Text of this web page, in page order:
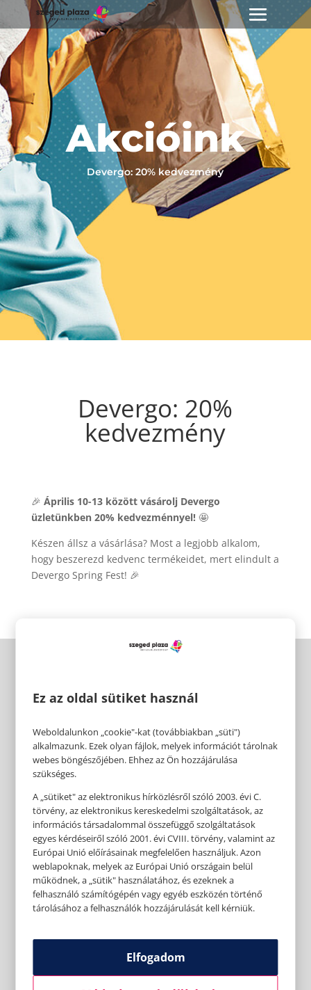
Akcióink
Devergo: 20% kedvezmény
Devergo: 20%
kedvezmény
🎉 Április 10-13 között vásárolj Devergo
üzletünkben 20% kedvezménnyel!🤩
Készen állsz a vásárlása? Most a legjobb alkalom,
hogy beszerezd kedvenc termékeidet, mert elindult a
Devergo Spring Fest! 🎉
Ez az oldal sütiket használ
Weboldalunkon „cookie"-kat (továbbiakban „süti")
alkalmazunk. Ezek olyan fájlok, melyek információt tárolnak
webes böngészőjében. Ehhez az Ön hozzájárulása
szükséges.
A „sütiket" az elektronikus hírközlésről szóló 2003. évi C.
törvény, az elektronikus kereskedelmi szolgáltatások, az
információs társadalommal összefüggő szolgáltatások
egyes kérdéseiről szóló 2001. évi CVIII. törvény, valamint az
Európai Unió előírásainak megfelelően használjuk. Azon
weblapoknak, melyek az Európai Unió országain belül
működnek, a „sütik" használatához, és ezeknek a
felhasználó számítógépén vagy egyéb eszközén történő
tárolásához a felhasználók hozzájárulását kell kérniük.
Elfogadom